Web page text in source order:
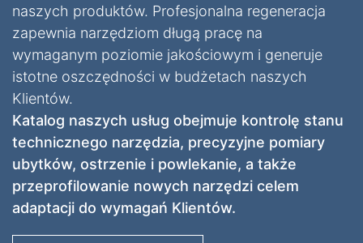
naszych produktów. Profesjonalna regeneracja
zapewnia narzędziom długą pracę na
wymaganym poziomie jakościowym i generuje
istotne oszczędności w budżetach naszych
Klientów.
Katalog naszych usług obejmuje kontrolę stanu
technicznego narzędzia, precyzyjne pomiary
ubytków, ostrzenie i powlekanie, a także
przeprofilowanie nowych narzędzi celem
adaptacji do wymagań Klientów.